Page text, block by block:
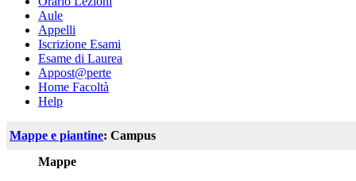
Aule
Appelli
Iscrizione Esami
Esame di Laurea
Appost@perte
Home Facoltà
Help
Mappe e piantine: Campus
Mappe